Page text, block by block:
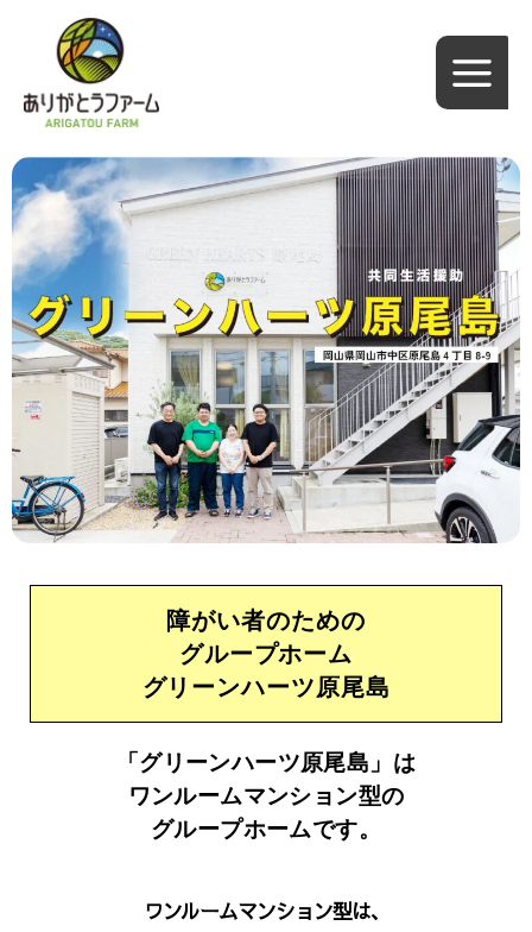
キ
ッ
プ
障がい者のための
グループホーム
グリーンハーツ原尾島
「グリーンハーツ原尾島」は
ワンルームマンション型の
グループホームです。
ワンルームマンション型は、